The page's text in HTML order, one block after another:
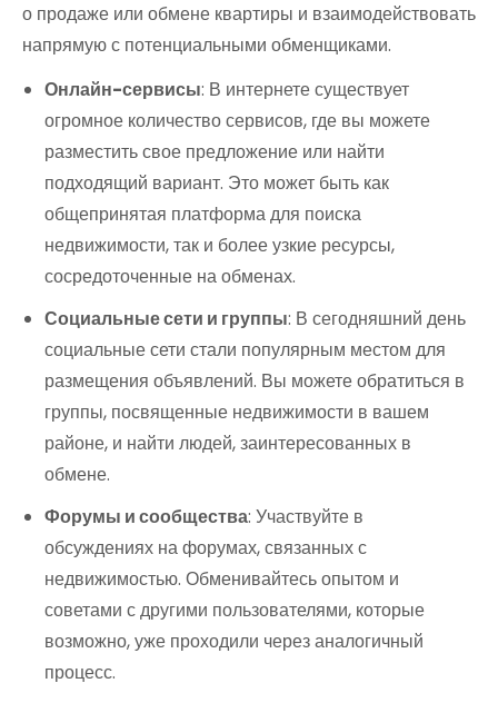
о продаже или обмене квартиры и взаимодействовать
напрямую с потенциальными обменщиками.
Онлайн-сервисы: В интернете существует
огромное количество сервисов, где вы можете
разместить свое предложение или найти
подходящий вариант. Это может быть как
общепринятая платформа для поиска
недвижимости, так и более узкие ресурсы,
сосредоточенные на обменах.
Социальные сети и группы: В сегодняшний день
социальные сети стали популярным местом для
размещения объявлений. Вы можете обратиться в
группы, посвященные недвижимости в вашем
районе, и найти людей, заинтересованных в
обмене.
Форумы и сообщества: Участвуйте в
обсуждениях на форумах, связанных с
недвижимостью. Обменивайтесь опытом и
советами с другими пользователями, которые
возможно, уже проходили через аналогичный
процесс.